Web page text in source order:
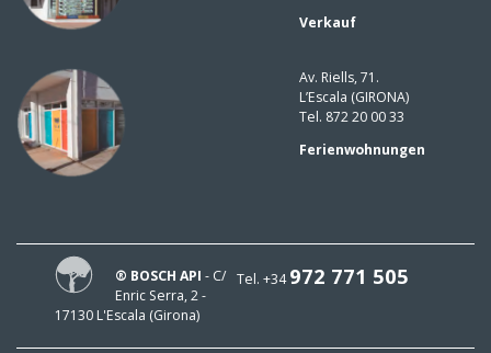
Verkauf
Av. Riells, 71.
L’Escala (GIRONA)
Tel. 872 20 00 33
Ferienwohnungen
Tel. +34972 771 505
® BOSCH API - C/
Enric Serra, 2 -
17130 L'Escala (Girona)